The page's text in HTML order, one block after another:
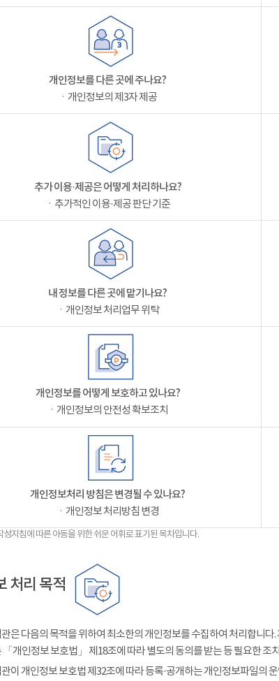
개인정보를 다른 곳에 주나요?
ㆍ개인정보의 제3자 제공
추가 이용·제공은 어떻게 처리하나요?
ㆍ추가적인 이용·제공 판단 기준
내 정보를 다른 곳에 맡기나요?
ㆍ개인정보 처리업무 위탁
개인정보를 어떻게 보호하고 있나요?
ㆍ개인정보의 안전성 확보조치
개인정보처리 방침은 변경될 수 있나요?
ㆍ개인정보 처리방침 변경
지침에 따른 아동을 위한 쉬운 어휘로 표기된 목차입니다.
처리 목적
은 다음의 목적을 위하여 최소한의 개인정보를 수집하여 처리합니
「개인정보 보호법」 제18조에 따라 별도의 동의를 받는 등 필요한 조
이 개인정보 보호법 제32조에 따라 등록·공개하는 개인정보파일의